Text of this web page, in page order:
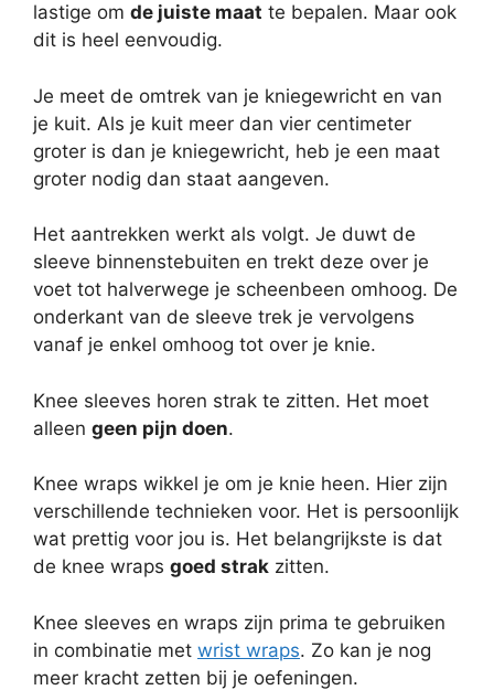
lastige om de juiste maat te bepalen. Maar ook
dit is heel eenvoudig.
Je meet de omtrek van je kniegewricht en van
je kuit. Als je kuit meer dan vier centimeter
groter is dan je kniegewricht, heb je een maat
groter nodig dan staat aangeven.
Het aantrekken werkt als volgt. Je duwt de
sleeve binnenstebuiten en trekt deze over je
voet tot halverwege je scheenbeen omhoog. De
onderkant van de sleeve trek je vervolgens
vanaf je enkel omhoog tot over je knie.
Knee sleeves horen strak te zitten. Het moet
alleen geen pijn doen.
Knee wraps wikkel je om je knie heen. Hier zijn
verschillende technieken voor. Het is persoonlijk
wat prettig voor jou is. Het belangrijkste is dat
de knee wraps goed strak zitten.
Knee sleeves en wraps zijn prima te gebruiken
in combinatie met wrist wraps. Zo kan je nog
meer kracht zetten bij je oefeningen.